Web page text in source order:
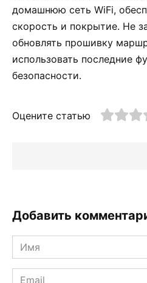
домашнюю сеть WiFi,
скорость и покрытие. Не
обновлять прошивку
использовать последние
безопасности.
Оцените статью
Добавить
Имя
*
Email